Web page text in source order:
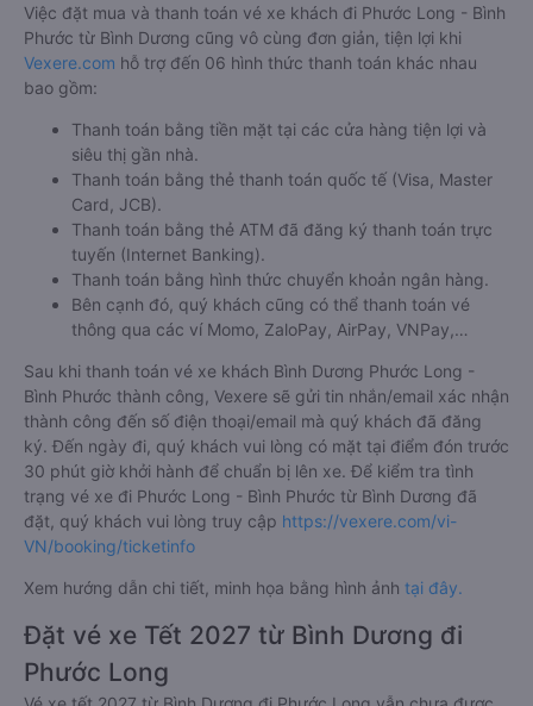
Việc đặt mua và thanh toán vé xe khách đi Phước Long - Bình
Phước từ Bình Dương cũng vô cùng đơn giản, tiện lợi khi
Vexere.com hỗ trợ đến 06 hình thức thanh toán khác nhau
bao gồm:
Thanh toán bằng tiền mặt tại các cửa hàng tiện lợi và
siêu thị gần nhà.
Thanh toán bằng thẻ thanh toán quốc tế (Visa, Master
Card, JCB).
Thanh toán bằng thẻ ATM đã đăng ký thanh toán trực
tuyến (Internet Banking).
Thanh toán bằng hình thức chuyển khoản ngân hàng.
Bên cạnh đó, quý khách cũng có thể thanh toán vé
thông qua các ví Momo, ZaloPay, AirPay, VNPay,…
Sau khi thanh toán vé xe khách Bình Dương Phước Long -
Bình Phước thành công, Vexere sẽ gửi tin nhắn/email xác nhận
thành công đến số điện thoại/email mà quý khách đã đăng
ký. Đến ngày đi, quý khách vui lòng có mặt tại điểm đón trước
30 phút giờ khởi hành để chuẩn bị lên xe. Để kiểm tra tình
trạng vé xe đi Phước Long - Bình Phước từ Bình Dương đã
đặt, quý khách vui lòng truy cập https://vexere.com/vi-
VN/booking/ticketinfo
Xem hướng dẫn chi tiết, minh họa bằng hình ảnh tại đây.
Đặt vé xe Tết 2027 từ Bình Dương đi
Phước Long